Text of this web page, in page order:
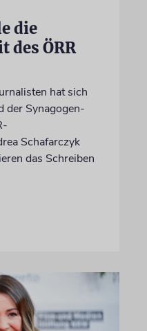
die
des ÖRR
hat sich
der Synagogen-
Schafarczyk
das Schreiben